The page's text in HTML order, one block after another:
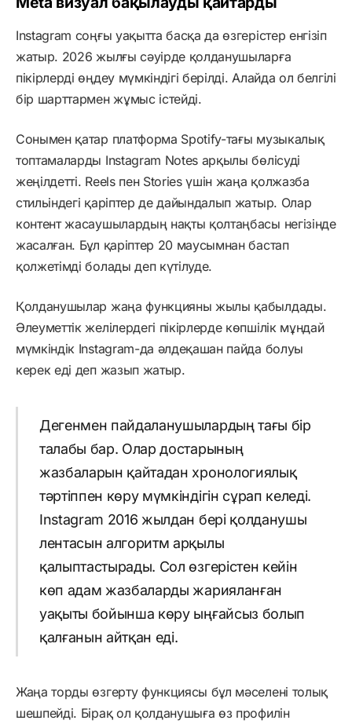
Instagram соңғы уақытта басқа да өзгерістер енгізіп
жатыр. 2026 жылғы сәуірде қолданушыларға
пікірлерді өңдеу мүмкіндігі берілді. Алайда ол белгілі
бір шарттармен жұмыс істейді.
Сонымен қатар платформа Spotify-тағы музыкалық
топтамаларды Instagram Notes арқылы бөлісуді
жеңілдетті. Reels пен Stories үшін жаңа қолжазба
стильіндегі қаріптер де дайындалып жатыр. Олар
контент жасаушылардың нақты қолтаңбасы негізінде
жасалған. Бұл қаріптер 20 маусымнан бастап
қолжетімді болады деп күтілуде.
Қолданушылар жаңа функцияны жылы қабылдады.
Әлеуметтік желілердегі пікірлерде көпшілік мұндай
мүмкіндік Instagram-да әлдеқашан пайда болуы
керек еді деп жазып жатыр.
Дегенмен пайдаланушылардың тағы бір
талабы бар. Олар достарының
жазбаларын қайтадан хронологиялық
тәртіппен көру мүмкіндігін сұрап келеді.
Instagram 2016 жылдан бері қолданушы
лентасын алгоритм арқылы
қалыптастырады. Сол өзгерістен кейін
көп адам жазбаларды жарияланған
уақыты бойынша көру ыңғайсыз болып
қалғанын айтқан еді.
Жаңа торды өзгерту функциясы бұл мәселені толық
шешпейді. Бірақ ол қолданушыға өз профилін